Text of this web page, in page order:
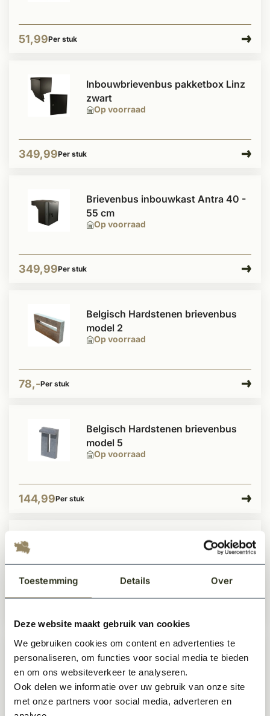
Toestemming Details Over
Deze website maakt gebruik van cookies
We gebruiken cookies om content en advertenties te
personaliseren, om functies voor social media te bieden
en om ons websiteverkeer te analyseren.
Ook delen we informatie over uw gebruik van onze site
met onze partners voor social media, adverteren en
51,99Per stuk
Op voorraad
Inbouwbrievenbus pakketbox Linz
zwart
349,99Per stuk
Op voorraad
Brievenbus inbouwkast Antra 40 -
55 cm
349,99Per stuk
Op voorraad
Belgisch Hardstenen brievenbus
model 2
78,-Per stuk
Op voorraad
Belgisch Hardstenen brievenbus
model 5
144,99Per stuk
Inbouwbrievenbus pakketbox Linz
Op voorraad
Belgisch Hardsteen naambord 21
cm breed